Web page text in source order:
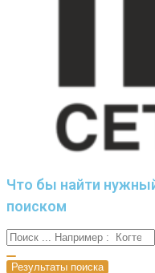
Что бы найти
поиском
Результаты поиска